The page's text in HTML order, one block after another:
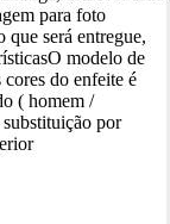
para foto
será entregue,
O modelo de
cores do enfeite é
( homem /
por